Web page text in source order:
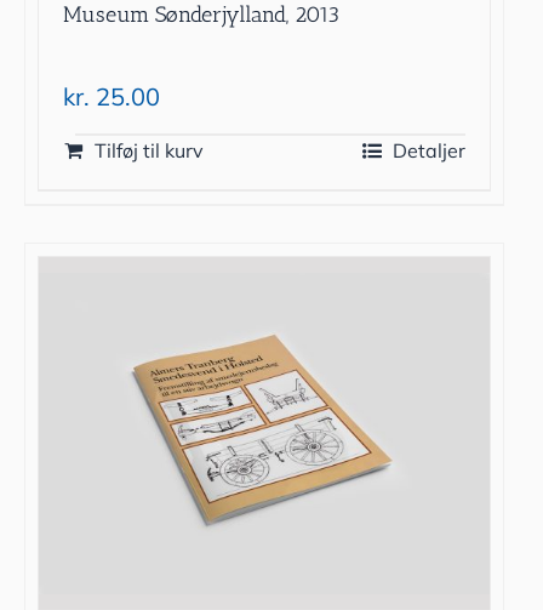
Museum Sønderjylland, 2013
kr. 25.00
Tilføj til kurv Detaljer